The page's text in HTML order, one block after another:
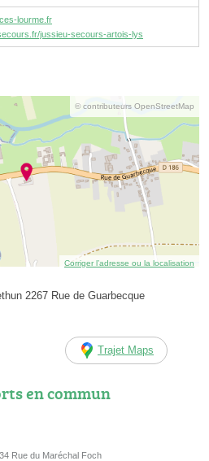
lourme.fr
jussieu-secours-artois-lys
© contributeurs OpenStreetMap
Corriger l’adresse ou la localisation
2267 Rue de Guarbecque
Trajet Maps
en commun
Rue du Maréchal Foch